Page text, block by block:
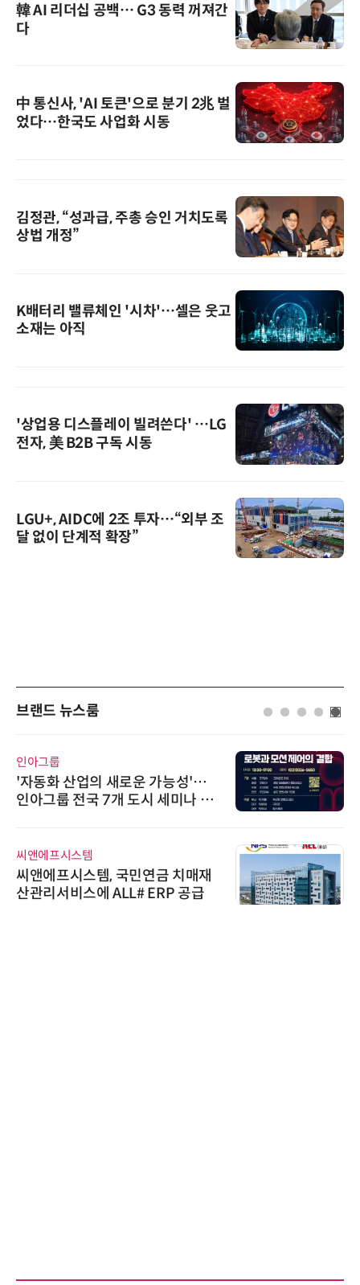
韓 AI 리더십 공백… G3 동력 꺼져간
다
中 통신사, 'AI 토큰'으로 분기 2兆 벌
었다…한국도 사업화 시동
김정관, “성과급, 주총 승인 거치도록
상법 개정”
K배터리 밸류체인 '시차'…셀은 웃고
소재는 아직
'상업용 디스플레이 빌려쓴다' …LG
전자, 美 B2B 구독 시동
LGU+, AIDC에 2조 투자…“외부 조
달 없이 단계적 확장”
브랜드 뉴스룸
인아그룹
'자동화 산업의 새로운 가능성'…
인아그룹 전국 7개 도시 세미나 페
씨앤에프시스템
씨앤에프시스템, 국민연금 치매재
산관리서비스에 ALL# ERP 공급